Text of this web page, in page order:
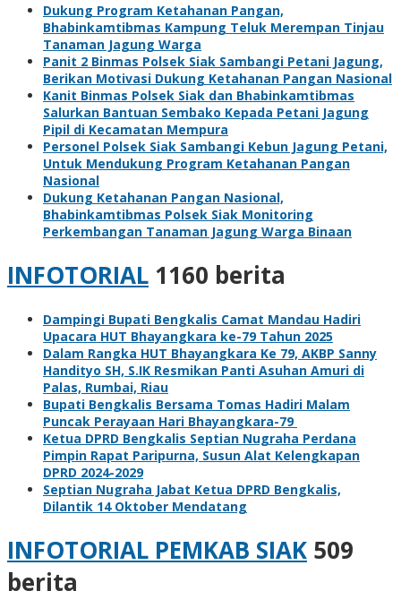
Dukung Program Ketahanan Pangan,
Bhabinkamtibmas Kampung Teluk Merempan Tinjau
Tanaman Jagung Warga
Panit 2 Binmas Polsek Siak Sambangi Petani Jagung,
Berikan Motivasi Dukung Ketahanan Pangan Nasional
Kanit Binmas Polsek Siak dan Bhabinkamtibmas
Salurkan Bantuan Sembako Kepada Petani Jagung
Pipil di Kecamatan Mempura
Personel Polsek Siak Sambangi Kebun Jagung Petani,
Untuk Mendukung Program Ketahanan Pangan
Nasional
Dukung Ketahanan Pangan Nasional,
Bhabinkamtibmas Polsek Siak Monitoring
Perkembangan Tanaman Jagung Warga Binaan
INFOTORIAL 1160 berita
Dampingi Bupati Bengkalis Camat Mandau Hadiri
Upacara HUT Bhayangkara ke-79 Tahun 2025
Dalam Rangka HUT Bhayangkara Ke 79, AKBP Sanny
Handityo SH, S.IK Resmikan Panti Asuhan Amuri di
Palas, Rumbai, Riau
Bupati Bengkalis Bersama Tomas Hadiri Malam
Puncak Perayaan Hari Bhayangkara-79
Ketua DPRD Bengkalis Septian Nugraha Perdana
Pimpin Rapat Paripurna, Susun Alat Kelengkapan
DPRD 2024-2029
Septian Nugraha Jabat Ketua DPRD Bengkalis,
Dilantik 14 Oktober Mendatang
INFOTORIAL PEMKAB SIAK 509
berita